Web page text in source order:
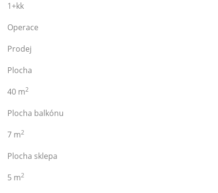
1+kk
Operace
Prodej
Plocha
40 m2
Plocha balkónu
7 m2
Plocha sklepa
5 m2